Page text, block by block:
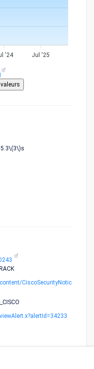
'24 Jul '25
CiscoSecurityNotic